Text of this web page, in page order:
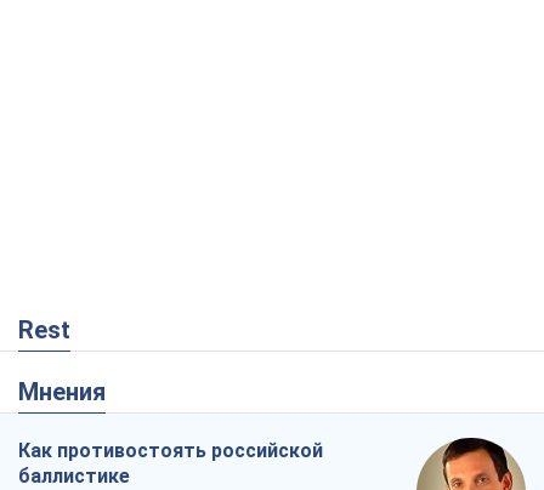
Rest
Мнения
Как противостоять российской
баллистике